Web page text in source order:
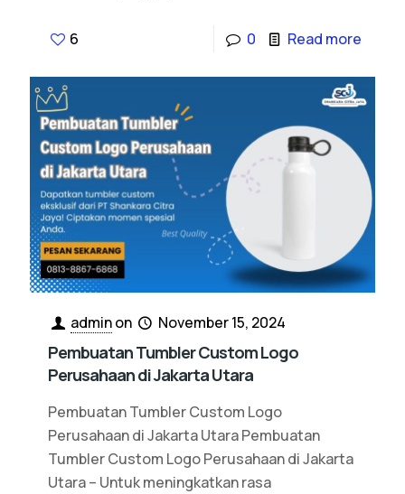
6 0 Read more
adminon November 15, 2024
Pembuatan Tumbler Custom Logo
Perusahaan di Jakarta Utara
Pembuatan Tumbler Custom Logo
Perusahaan di Jakarta Utara Pembuatan
Tumbler Custom Logo Perusahaan di Jakarta
Utara – Untuk meningkatkan rasa